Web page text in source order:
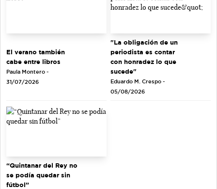
El verano también
cabe entre libros
Paula Montero -
31/07/2026
"La obligación de un
periodista es contar
con honradez lo que
sucede"
Eduardo M. Crespo -
05/08/2026
“Quintanar del Rey no
se podía quedar sin
fútbol”